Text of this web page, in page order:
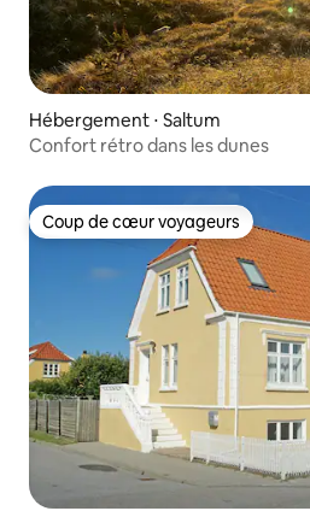
Hébergement ⋅ Saltum
Confort rétro dans les dunes
Coup de cœur voyageurs
Coup de cœur voyageurs